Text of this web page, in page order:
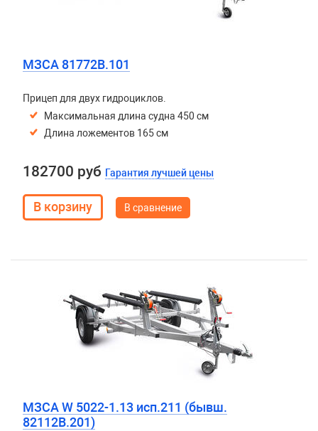
МЗСА 81772B.101
Прицеп для двух гидроциклов.
Максимальная длина судна 450 см
Длина ложементов 165 см
182700 руб Гарантия лучшей цены
В сравнение
МЗСА W 5022-1.13 исп.211 (бывш.
82112B.201)